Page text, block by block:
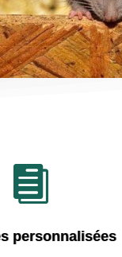

personnalisées